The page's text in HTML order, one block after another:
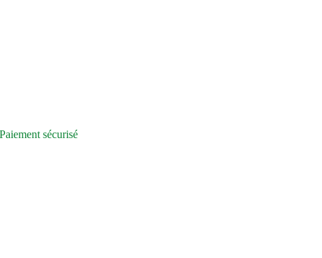
sécurisé